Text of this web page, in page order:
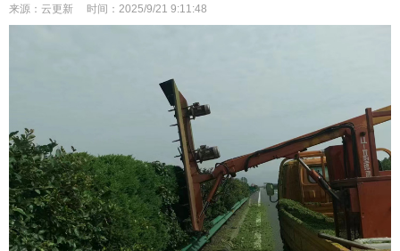
来源：云更新 时间：2025/9/21 9:11:48